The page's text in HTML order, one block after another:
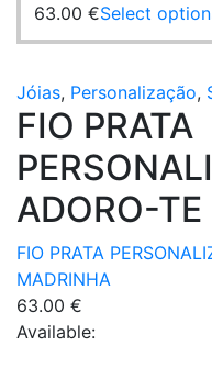
63.00 €Select
Jóias, Personalização,
FIO PRATA
ADORO-
FIO PRATA
MADRINHA
63.00 €
Available: